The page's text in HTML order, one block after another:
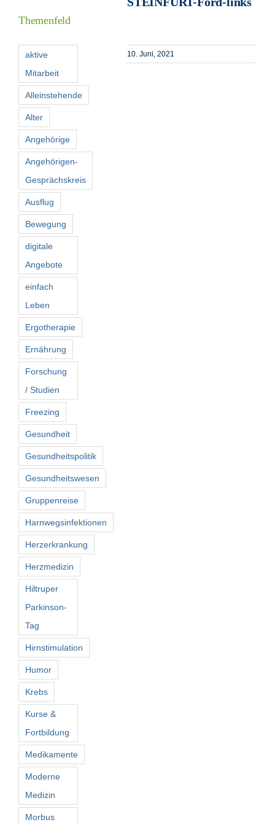
10. Juni, 2021
Themenfeld
aktive
Mitarbeit
Alleinstehende
Alter
Angehörige
Angehörigen-
Gesprächskreis
Ausflug
Bewegung
digitale
Angebote
einfach
Leben
Ergotherapie
Ernährung
Forschung
/ Studien
Freezing
Gesundheit
Gesundheitspolitik
Gesundheitswesen
Gruppenreise
Harnwegsinfektionen
Herzerkrankung
Herzmedizin
Hiltruper
Parkinson-
Tag
Hirnstimulation
Humor
Krebs
Kurse &
Fortbildung
Medikamente
Moderne
Medizin
Morbus